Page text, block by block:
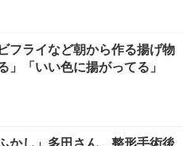
フライなど朝から作る揚げ物
」「いい色に揚がってる」